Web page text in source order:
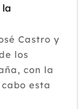
la
Castro y
los
con la
esta